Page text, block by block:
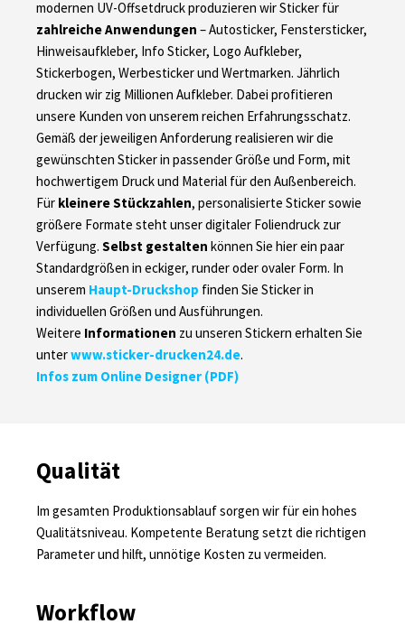
modernen UV-Offsetdruck produzieren wir Sticker für
zahlreiche Anwendungen – Autosticker, Fenstersticker,
Hinweisaufkleber, Info Sticker, Logo Aufkleber,
Stickerbogen, Werbesticker und Wertmarken. Jährlich
drucken wir zig Millionen Aufkleber. Dabei profitieren
unsere Kunden von unserem reichen Erfahrungsschatz.
Gemäß der jeweiligen Anforderung realisieren wir die
gewünschten Sticker in passender Größe und Form, mit
hochwertigem Druck und Material für den Außenbereich.
Für kleinere Stückzahlen, personalisierte Sticker sowie
größere Formate steht unser digitaler Foliendruck zur
Verfügung. Selbst gestalten können Sie hier ein paar
Standardgrößen in eckiger, runder oder ovaler Form. In
unserem Haupt-Druckshop finden Sie Sticker in
individuellen Größen und Ausführungen.
Weitere Informationen zu unseren Stickern erhalten Sie
unterwww.sticker-drucken24.de.
Infos zum Online Designer (PDF)
Qualität
Im gesamten Produktionsablauf sorgen wir für ein hohes
Qualitätsniveau. Kompetente Beratung setzt die richtigen
Parameter und hilft, unnötige Kosten zu vermeiden.
Workflow